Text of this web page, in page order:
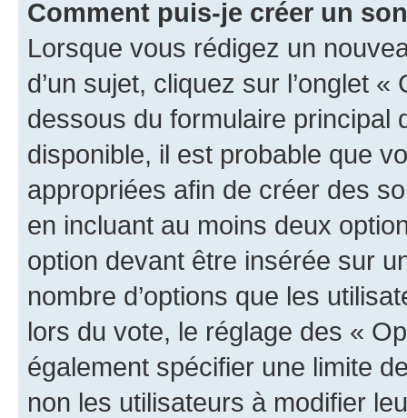
Comment puis-je créer un
Lorsque vous rédigez un
d’un sujet, cliquez sur l’onglet
dessous du formulaire principal
disponible, il est probable que
appropriées afin de créer des
en incluant au moins deux
option devant être insérée sur
nombre d’options que les
lors du vote, le réglage des «
également spécifier une limite
non les utilisateurs à modifier